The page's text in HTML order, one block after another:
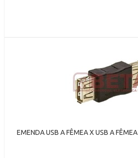
EMENDA USB A FÊMEA X USB A FÊMEA